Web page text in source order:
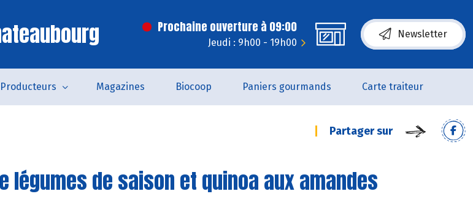
Prochaine ouverture à 09:00
Jeudi : 9h00 - 19h00
Newsletter
Producteurs Magazines Biocoop Paniers gourmands Carte traiteur
Partager sur
légumes de saison et quinoa aux amandes